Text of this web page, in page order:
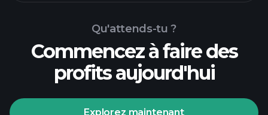
graphique
Qu'attends-tu ?
Commencez à faire des
profits aujourd'hui
Explorez maintenant